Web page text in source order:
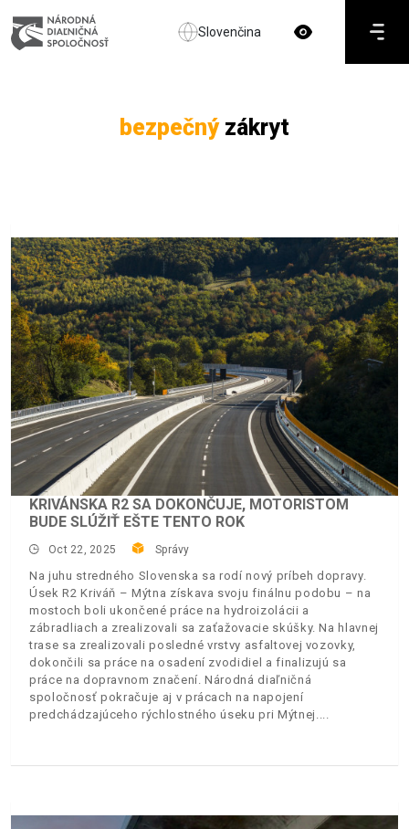
Slovenčina
bezpečnýzákryt
KRIVÁNSKA R2 SA DOKONČUJE, MOTORISTOM
BUDE SLÚŽIŤ EŠTE TENTO ROK
Oct 22, 2025 Správy
Na juhu stredného Slovenska sa rodí nový príbeh dopravy.
Úsek R2 Kriváň – Mýtna získava svoju finálnu podobu – na
mostoch boli ukončené práce na hydroizolácii a
zábradliach a zrealizovali sa zaťažovacie skúšky. Na hlavnej
trase sa zrealizovali posledné vrstvy asfaltovej vozovky,
dokončili sa práce na osadení zvodidiel a finalizujú sa
práce na dopravnom značení. Národná diaľničná
spoločnosť pokračuje aj v prácach na napojení
predchádzajúceho rýchlostného úseku pri Mýtnej.